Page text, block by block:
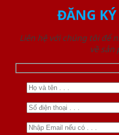
ĐĂNG
Liên hệ với chúng tôi để
về sản